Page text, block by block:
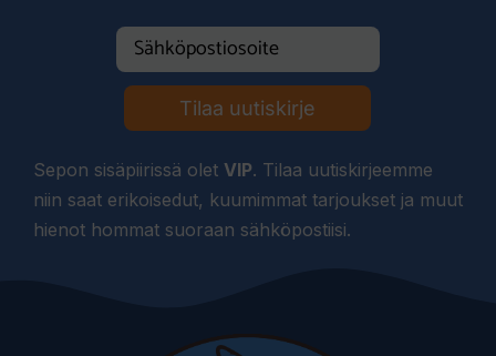
Tilaa uutiskirje
Sepon sisäpiirissä olet VIP. Tilaa uutiskirjeemme
niin saat erikoisedut, kuumimmat tarjoukset ja muut
hienot hommat suoraan sähköpostiisi.